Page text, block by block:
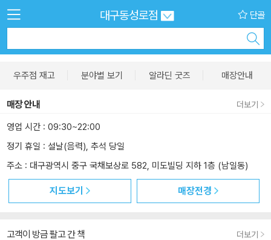
대구동성로점 단골
우주점 재고 분야별 보기 알라딘 굿즈 매장안내
매장안내 더보기
영업 시간 : 09:30~22:00
정기 휴일 : 설날(음력), 추석 당일
주소 : 대구광역시 중구 국채보상로 582, 미도빌딩 지하 1층 (남일동)
지도보기 매장전경
고객이 방금 팔고 간 책 더보기